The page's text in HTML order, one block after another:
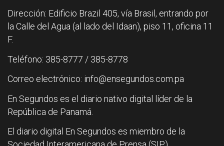
Dirección: Edificio Brazil 405, vía Brasil, entrando por
la Calle del Agua (al lado del Idaan), piso 11, oficina 11
F.
Teléfono: 385-8777 / 385-8778
Correo electrónico: info@ensegundos.com.pa
En Segundos es el diario nativo digital líder de la
República de Panamá.
El diario digital En Segundos es miembro de la